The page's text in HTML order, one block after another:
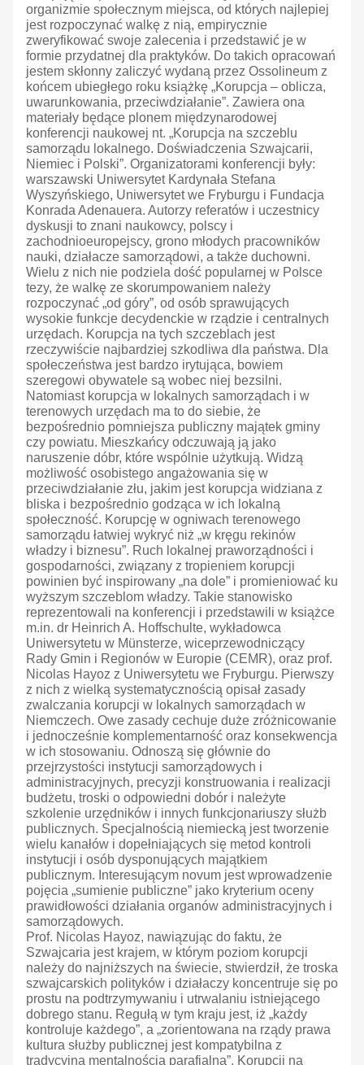
organizmie społecznym miejsca, od których najlepiej
jest rozpoczynać walkę z nią, empirycznie
zweryfikować swoje zalecenia i przedstawić je w
formie przydatnej dla praktyków. Do takich opracowań
jestem skłonny zaliczyć wydaną przez Ossolineum z
końcem ubiegłego roku książkę „Korupcja – oblicza,
uwarunkowania, przeciwdziałanie”. Zawiera ona
materiały będące plonem międzynarodowej
konferencji naukowej nt. „Korupcja na szczeblu
samorządu lokalnego. Doświadczenia Szwajcarii,
Niemiec i Polski”. Organizatorami konferencji były:
warszawski Uniwersytet Kardynała Stefana
Wyszyńskiego, Uniwersytet we Fryburgu i Fundacja
Konrada Adenauera. Autorzy referatów i uczestnicy
dyskusji to znani naukowcy, polscy i
zachodnioeuropejscy, grono młodych pracowników
nauki, działacze samorządowi, a także duchowni.
Wielu z nich nie podziela dość popularnej w Polsce
tezy, że walkę ze skorumpowaniem należy
rozpoczynać „od góry”, od osób sprawujących
wysokie funkcje decydenckie w rządzie i centralnych
urzędach. Korupcja na tych szczeblach jest
rzeczywiście najbardziej szkodliwa dla państwa. Dla
społeczeństwa jest bardzo irytująca, bowiem
szeregowi obywatele są wobec niej bezsilni.
Natomiast korupcja w lokalnych samorządach i w
terenowych urzędach ma to do siebie, że
bezpośrednio pomniejsza publiczny majątek gminy
czy powiatu. Mieszkańcy odczuwają ją jako
naruszenie dóbr, które wspólnie użytkują. Widzą
możliwość osobistego angażowania się w
przeciwdziałanie złu, jakim jest korupcja widziana z
bliska i bezpośrednio godząca w ich lokalną
społeczność. Korupcję w ogniwach terenowego
samorządu łatwiej wykryć niż „w kręgu rekinów
władzy i biznesu”. Ruch lokalnej praworządności i
gospodarności, związany z tropieniem korupcji
powinien być inspirowany „na dole” i promieniować ku
wyższym szczeblom władzy. Takie stanowisko
reprezentowali na konferencji i przedstawili w książce
m.in. dr Heinrich A. Hoffschulte, wykładowca
Uniwersytetu w Münsterze, wiceprzewodniczący
Rady Gmin i Regionów w Europie (CEMR), oraz prof.
Nicolas Hayoz z Uniwersytetu we Fryburgu. Pierwszy
z nich z wielką systematycznością opisał zasady
zwalczania korupcji w lokalnych samorządach w
Niemczech. Owe zasady cechuje duże zróżnicowanie
i jednocześnie komplementarność oraz konsekwencja
w ich stosowaniu. Odnoszą się głównie do
przejrzystości instytucji samorządowych i
administracyjnych, precyzji konstruowania i realizacji
budżetu, troski o odpowiedni dobór i należyte
szkolenie urzędników i innych funkcjonariuszy służb
publicznych. Specjalnością niemiecką jest tworzenie
wielu kanałów i dopełniających się metod kontroli
instytucji i osób dysponujących majątkiem
publicznym. Interesującym novum jest wprowadzenie
pojęcia „sumienie publiczne” jako kryterium oceny
prawidłowości działania organów administracyjnych i
samorządowych.
Prof. Nicolas Hayoz, nawiązując do faktu, że
Szwajcaria jest krajem, w którym poziom korupcji
należy do najniższych na świecie, stwierdził, że troska
szwajcarskich polityków i działaczy koncentruje się po
prostu na podtrzymywaniu i utrwalaniu istniejącego
dobrego stanu. Regułą w tym kraju jest, iż „każdy
kontroluje każdego”, a „zorientowana na rządy prawa
kultura służby publicznej jest kompatybilna z
tradycyjną mentalnością parafialną”. Korupcji na